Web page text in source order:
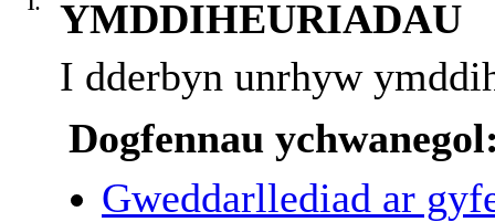
1.
YMDDIHEURIADAU
I dderbyn unrhyw
Dogfennau
Gweddarllediad ar